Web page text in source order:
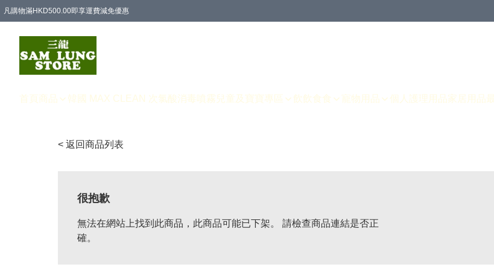
凡購物滿HKD500.00即享運費減免優惠
首頁 商品 韓國 MAX CLEAN 次氯酸消毒噴霧 兒童及寶寶專區 飲飲食食 寵物用品 個人護理用品家居用品
< 返回商品列表
很抱歉
無法在網站上找到此商品，此商品可能已下架。 請檢查商品連結是否正
確。